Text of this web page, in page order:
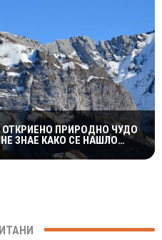
ПРИРОДНО ЧУДО
ЗНАЕ КАКО СЕ НАШЛО